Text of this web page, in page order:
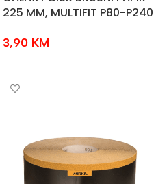
225 MM, MULTIFIT P80-P240
3,90 KM